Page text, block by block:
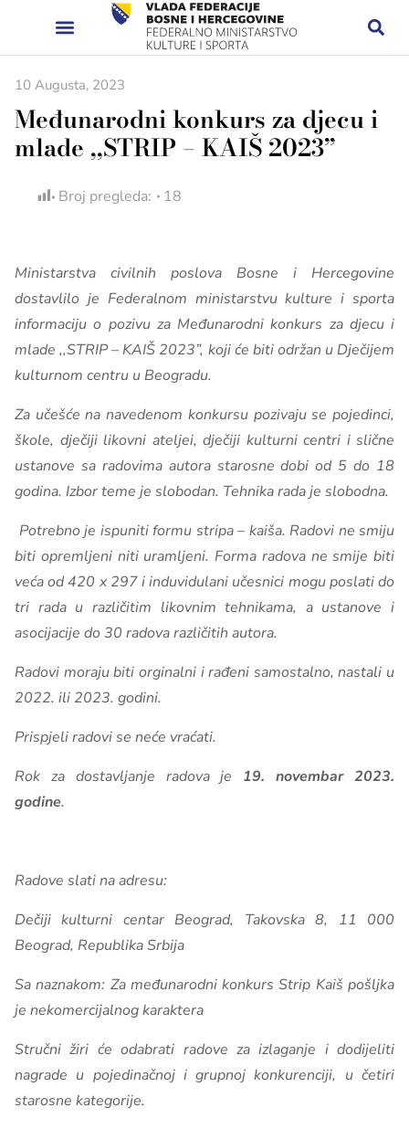
10 Augusta, 2023
Međunarodni konkurs za djecu i
mlade ,,STRIP – KAIŠ 2023”
Broj pregleda: 18
Ministarstva civilnih poslova Bosne i Hercegovine
dostavlilo je Federalnom ministarstvu kulture i sporta
informaciju o pozivu za Međunarodni konkurs za djecu i
mlade ,,STRIP – KAIŠ 2023”, koji će biti održan u Dječijem
kulturnom centru u Beogradu.
Za učešće na navedenom konkursu pozivaju se pojedinci,
škole, dječiji likovni ateljei, dječiji kulturni centri i slične
ustanove sa radovima autora starosne dobi od 5 do 18
godina. Izbor teme je slobodan. Tehnika rada je slobodna.
Potrebno je ispuniti formu stripa – kaiša. Radovi ne smiju
biti opremljeni niti uramljeni. Forma radova ne smije biti
veća od 420 x 297 i induvidulani učesnici mogu poslati do
tri rada u različitim likovnim tehnikama, a ustanove i
asocijacije do 30 radova različitih autora.
Radovi moraju biti orginalni i rađeni samostalno, nastali u
2022. ili 2023. godini.
Prispjeli radovi se neće vraćati.
Rok za dostavljanje radova je 19. novembar 2023.
godine.
Radove slati na adresu:
Dečiji kulturni centar Beograd, Takovska 8, 11 000
Beograd, Republika Srbija
Sa naznakom: Za međunarodni konkurs Strip Kaiš pošljka
je nekomercijalnog karaktera
Stručni žiri će odabrati radove za izlaganje i dodijeliti
nagrade u pojedinačnoj i grupnoj konkurenciji, u četiri
starosne kategorije.